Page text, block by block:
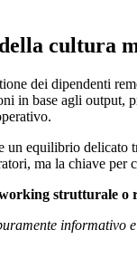
cultura
dei dipendenti
in base agli
equilibrio
ma la chiave
strutturale
informativo